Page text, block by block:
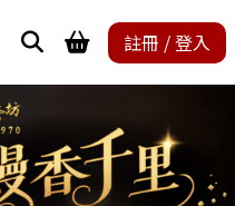
註冊 / 登入